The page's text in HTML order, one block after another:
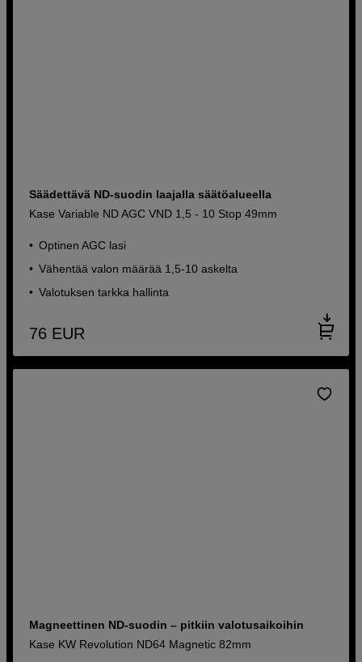
Säädettävä ND-suodin laajalla säätöalueella
Kase Variable ND AGC VND 1,5 - 10 Stop 49mm
Optinen AGC lasi
Vähentää valon määrää 1,5-10 askelta
Valotuksen tarkka hallinta
76 EUR
Magneettinen ND-suodin – pitkiin valotusaikoihin
Kase KW Revolution ND64 Magnetic 82mm